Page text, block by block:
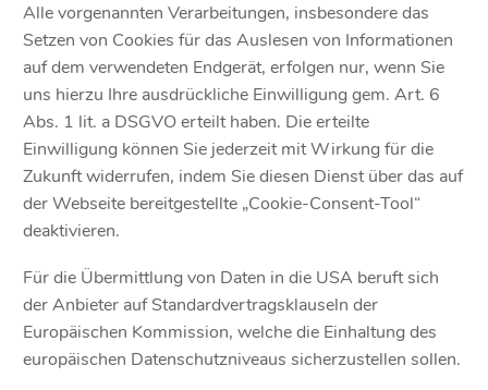
Alle vorgenannten Verarbeitungen, insbesondere das
Setzen von Cookies für das Auslesen von Informationen
auf dem verwendeten Endgerät, erfolgen nur, wenn Sie
uns hierzu Ihre ausdrückliche Einwilligung gem. Art. 6
Abs. 1 lit. a DSGVO erteilt haben. Die erteilte
Einwilligung können Sie jederzeit mit Wirkung für die
Zukunft widerrufen, indem Sie diesen Dienst über das auf
der Webseite bereitgestellte „Cookie-Consent-Tool“
deaktivieren.
Für die Übermittlung von Daten in die USA beruft sich
der Anbieter auf Standardvertragsklauseln der
Europäischen Kommission, welche die Einhaltung des
europäischen Datenschutzniveaus sicherzustellen sollen.